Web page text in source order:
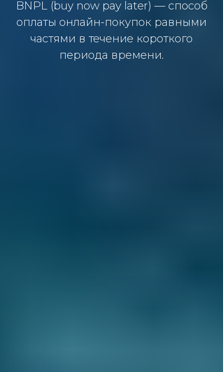
BNPL (buy now pay later) — способ
оплаты онлайн-покупок равными
частями в течение короткого
периода времени.